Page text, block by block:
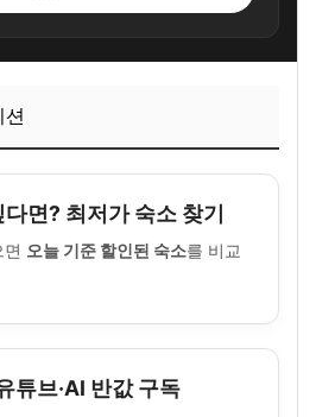
면? 최저가 숙소 찾기
오늘 기준 할인된 숙소를 비교
튜브·AI 반값 구독